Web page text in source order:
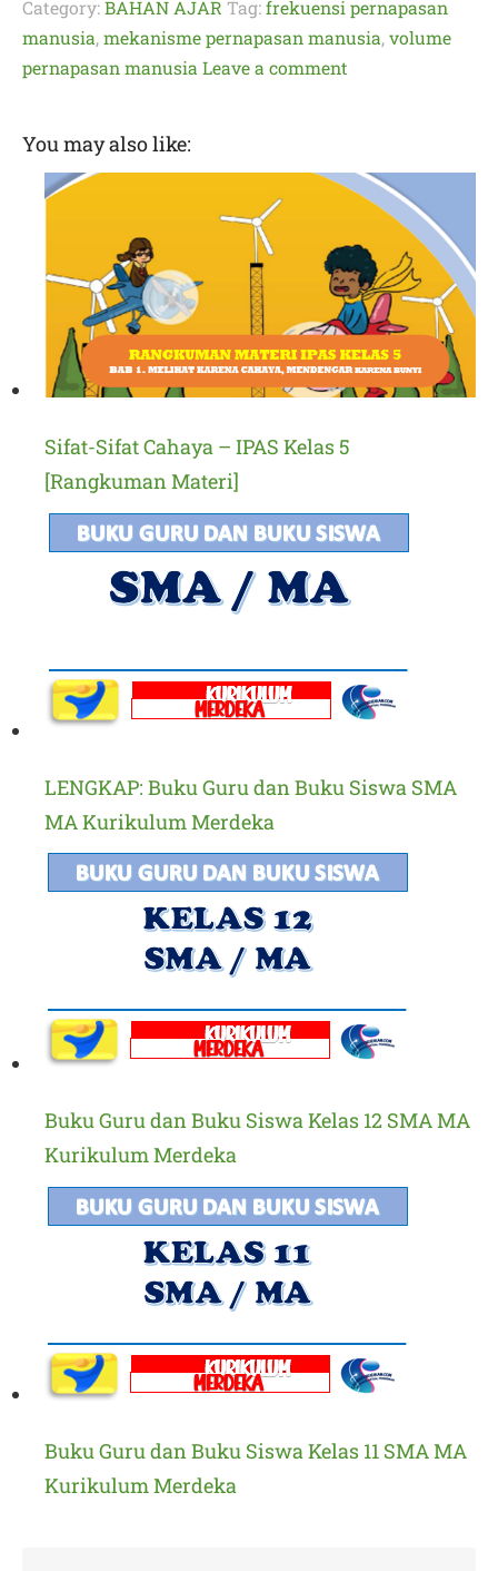
Category:BAHAN AJAR Tag:frekuensi pernapasan
manusia,mekanisme pernapasan manusia,volume
pernapasan manusia Leave a comment
You may also like:
Sifat-Sifat Cahaya – IPAS Kelas 5
[Rangkuman Materi]
LENGKAP: Buku Guru dan Buku Siswa SMA
MA Kurikulum Merdeka
Buku Guru dan Buku Siswa Kelas 12 SMA MA
Kurikulum Merdeka
Buku Guru dan Buku Siswa Kelas 11 SMA MA
Kurikulum Merdeka